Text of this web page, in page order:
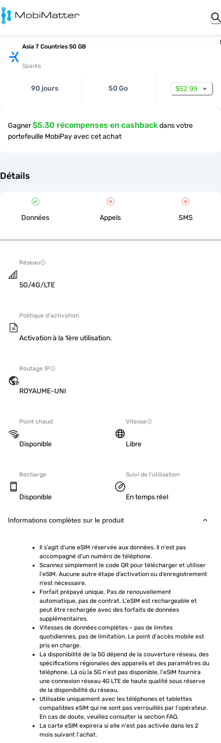
Asia 7 Countries 50 GB
Sparks
90 jours 50 Go $52.99
Gagner$5.30 récompenses en cashbackdans votre
portefeuille MobiPay avec cet achat
Détails
Données Appels SMS
Réseau
5G/4G/LTE
Politique d'activation
Activation à la 1ère utilisation.
Routage IP
ROYAUME-UNI
Point chaud
Disponible
Vitesse
Libre
Recharge
Disponible
Suivi de l'utilisation
En temps réel
Informations complètes sur le produit
Il s’agit d’une eSIM réservée aux données. Il n'est pas
accompagné d'un numéro de téléphone.
Scannez simplement le code QR pour télécharger et utiliser
l'eSIM. Aucune autre étape d’activation ou d’enregistrement
n’est nécessaire.
Forfait prépayé unique. Pas de renouvellement
automatique, pas de contrat. L'eSIM est rechargeable et
peut être rechargée avec des forfaits de données
supplémentaires.
Vitesses de données complètes – pas de limites
quotidiennes, pas de limitation. Le point d'accès mobile est
pris en charge.
La disponibilité de la 5G dépend de la couverture réseau, des
spécifications régionales des appareils et des paramètres du
téléphone. Là où la 5G n'est pas disponible, l'eSIM fournira
une connexion réseau 4G LTE de haute qualité sous réserve
de la disponibilité du réseau.
Utilisable uniquement avec les téléphones et tablettes
compatibles eSIM qui ne sont pas verrouillés par l'opérateur.
En cas de doute, veuillez consulter la section FAQ.
La carte eSIM expirera si elle n'est pas activée dans les 2
mois suivant l'achat.